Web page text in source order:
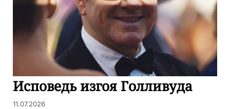
Исповедь изгоя Голливуда
11.07.2026